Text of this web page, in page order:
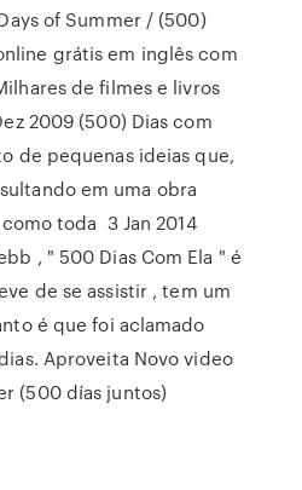
of Summer / (500)
grátis em inglês com
de filmes e livros
2009 (500) Dias com
de pequenas ideias que,
em uma obra
toda 3 Jan 2014
, " 500 Dias Com Ela " é
de se assistir , tem um
é que foi aclamado
Aproveita Novo video
(500 días juntos)